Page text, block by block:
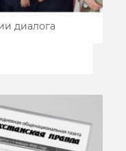
диалога